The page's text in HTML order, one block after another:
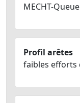
MECHT-
Profil arêtes
faibles efforts